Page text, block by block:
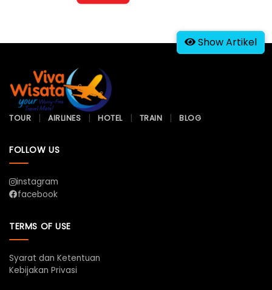
Show Artikel
TOUR AIRLINES HOTEL TRAIN BLOG
FOLLOW US
instagram
facebook
TERMS OF USE
Syarat dan Ketentuan
Kebijakan Privasi